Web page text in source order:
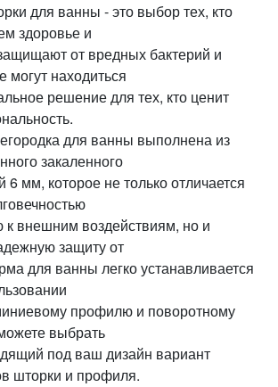
для ванны - это выбор тех, кто
здоровье и
от вредных бактерий и
могут находиться
решение для тех, кто ценит
для ванны выполнена из
закаленного
6 мм, которое не только отличается
к внешним воздействиям, но и
защиту от
для ванны легко устанавливается
профилю и поворотному
выбрать
под ваш дизайн вариант
шторки и профиля.